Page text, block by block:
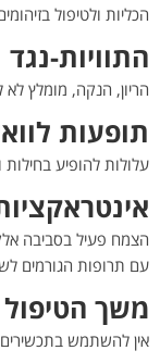
הכליות ולטיפול
התוויות-נגד
הריון, הנקה, מומלץ לא לתת
תופעות
עלולות להופיע
הצמח פעיל בסביבה
עם תרופות הגורמים
משך הטיפול
אין להשתמש בתכשירים